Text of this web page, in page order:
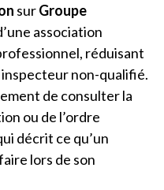
surGroupe
association
réduisant
non-qualifié.
de consulter la
ou de l’ordre
décrit ce qu’un
lors de son